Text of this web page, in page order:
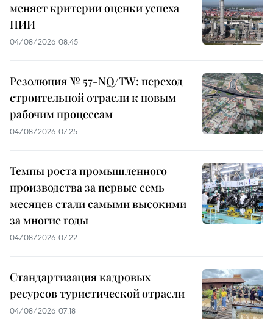
меняет критерии оценки успеха
ПИИ
04/08/2026 08:45
Резолюция № 57-NQ/TW: переход
строительной отрасли к новым
рабочим процессам
04/08/2026 07:25
Темпы роста промышленного
производства за первые семь
месяцев стали самыми высокими
за многие годы
04/08/2026 07:22
Стандартизация кадровых
ресурсов туристической отрасли
04/08/2026 07:18